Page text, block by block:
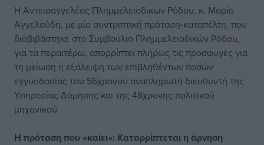
Η Αντεισαγγελέας Πλημμελειοδικών Ρόδου, κ. Μαρία
Αγγελούδη, με μία συντριπτική πρόταση-καταπέλτη, που
διαβιβάστηκε στο Συμβούλιο Πλημμελειοδικών Ρόδου,
για τα περαιτέρω, απορρίπτει πλήρως τις προσφυγές για
τη μείωση ή εξάλειψη των επιβληθέντων ποσών
εγγυοδοσίας του 56χρονου αναπληρωτή διευθυντή της
Υπηρεσίας Δόμησης και της 48χρονης πολιτικού
μηχανικού.
Η πρόταση που «καίει»: Καταρρίπτεται η άρνηση